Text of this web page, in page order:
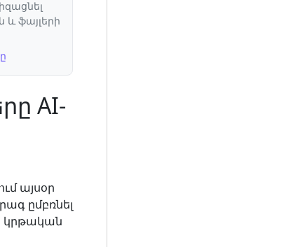
ֆայլերի
AI-
այսօր
ըմբռնել
կրթական